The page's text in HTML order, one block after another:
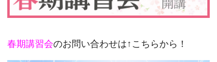
春期講習会のお問い合わせは↑こちらから！